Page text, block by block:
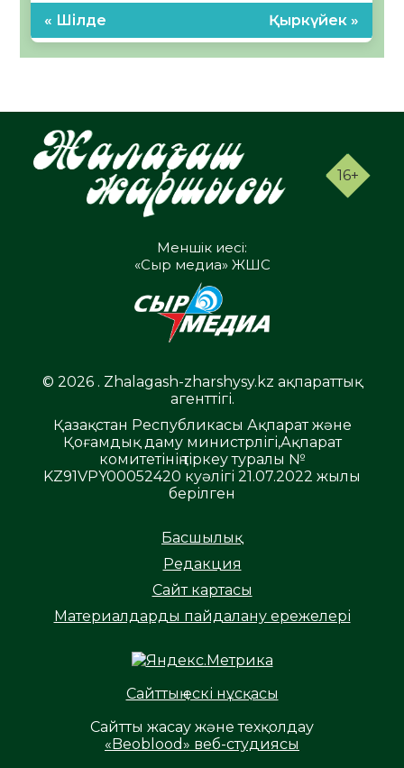
« Шілде Қыркүйек »
16+
Меншік иесі:
«Сыр медиа» ЖШС
© 2026 . Zhalagash-zharshysy.kz ақпараттық
агенттігі.
Қазақстан Республикасы Ақпарат және
Қоғамдық даму министрлігі,Ақпарат
комитетінің тіркеу туралы №
KZ91VPY00052420 куәлігі 21.07.2022 жылы
берілген
Басшылық
Редакция
Сайт картасы
Материалдарды пайдалану ережелері
Сайттың ескі нұсқасы
Сайтты жасау және техқолдау
«Beoblood» веб-студиясы